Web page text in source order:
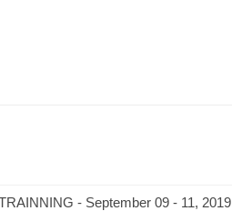
- September 09 - 11, 2019